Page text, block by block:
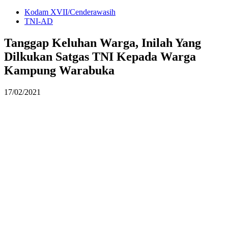
Kodam XVII/Cenderawasih
TNI-AD
Tanggap Keluhan Warga, Inilah Yang
Dilkukan Satgas TNI Kepada Warga
Kampung Warabuka
17/02/2021